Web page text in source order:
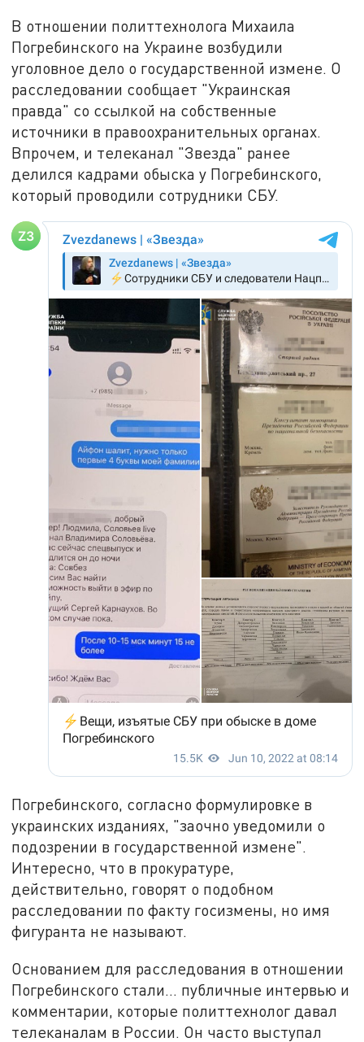
В отношении политтехнолога Михаила
Погребинского на Украине возбудили
уголовное дело о государственной измене. О
расследовании сообщает "Украинская
правда" со ссылкой на собственные
источники в правоохранительных органах.
Впрочем, и телеканал "Звезда" ранее
делился кадрами обыска у Погребинского,
который проводили сотрудники СБУ.
Погребинского, согласно формулировке в
украинских изданиях, "заочно уведомили о
подозрении в государственной измене".
Интересно, что в прокуратуре,
действительно, говорят о подобном
расследовании по факту госизмены, но имя
фигуранта не называют.
Основанием для расследования в отношении
Погребинского стали... публичные интервью и
комментарии, которые политтехнолог давал
телеканалам в России. Он часто выступал